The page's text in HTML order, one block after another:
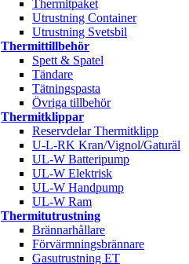
Thermitpaket
Utrustning Container
Utrustning Svetsbil
Thermittillbehör
Spett & Spatel
Tändare
Tätningspasta
Övriga tillbehör
Thermitklippar
Reservdelar Thermitklipp
U-L-RK Kran/Vignol/Gaturäl
UL-W Batteripump
UL-W Elektrisk
UL-W Handpump
UL-W Ram
Thermitutrustning
Brännarhållare
Förvärmningsbrännare
Gasutrustning ET